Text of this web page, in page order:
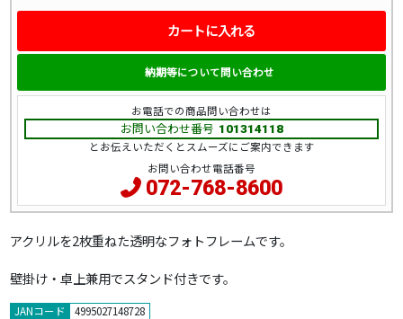
アクリルを2枚重ねた透明なフォトフレームです。
壁掛け・卓上兼用でスタンド付きです。
JANコード 4995027148728
カートに入れる
納期等について問い合わせ
お電話での商品問い合わせは
お問い合わせ番号 101314118
とお伝えいただくとスムーズにご案内できます
お問い合わせ電話番号
072-768-8600